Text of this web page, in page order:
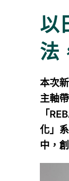
以
法
本次
主軸
「
化」
中，